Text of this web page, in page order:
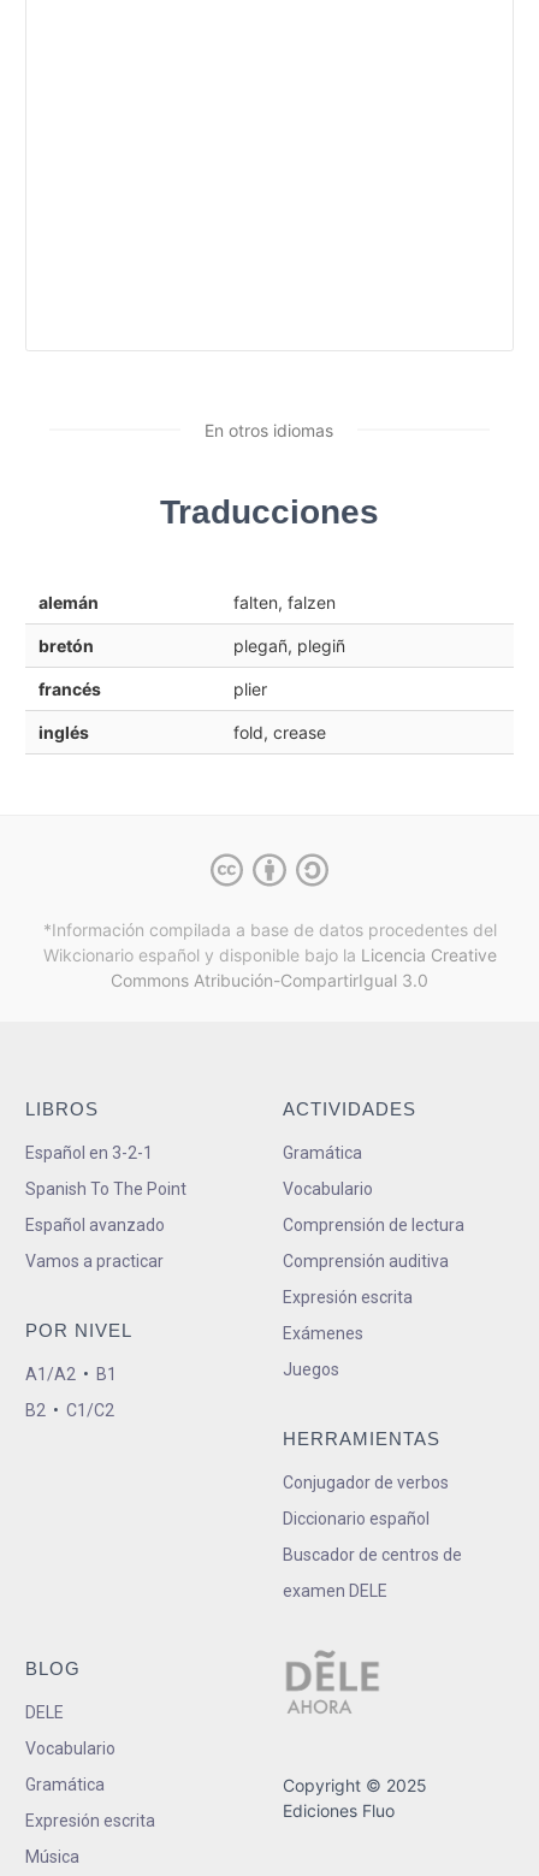
En otros idiomas
Traducciones
alemán falten, falzen
bretón plegañ, plegiñ
francés plier
inglés fold, crease
*Información compilada a base de datos procedentes del
Wikcionario español y disponible bajo la Licencia Creative
Commons Atribución-CompartirIgual 3.0
LIBROS
Español en 3-2-1
Spanish To The Point
Español avanzado
Vamos a practicar
POR NIVEL
A1/A2 • B1
B2 • C1/C2
ACTIVIDADES
Gramática
Vocabulario
Comprensión de lectura
Comprensión auditiva
Expresión escrita
Exámenes
Juegos
HERRAMIENTAS
Conjugador de verbos
Diccionario español
Buscador de centros de
examen DELE
BLOG
DELE
Vocabulario
Gramática
Expresión escrita
Música
Copyright © 2025
Ediciones Fluo